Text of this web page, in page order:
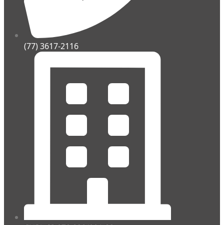
(77) 3617-2116